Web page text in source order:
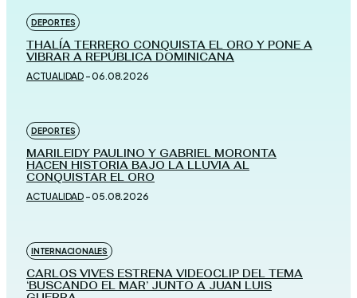
DEPORTES
THALÍA TERRERO CONQUISTA EL ORO Y PONE A
VIBRAR A REPÚBLICA DOMINICANA
ACTUALIDAD -06.08.2026
DEPORTES
MARILEIDY PAULINO Y GABRIEL MORONTA
HACEN HISTORIA BAJO LA LLUVIA AL
CONQUISTAR EL ORO
ACTUALIDAD -05.08.2026
INTERNACIONALES
CARLOS VIVES ESTRENA VIDEOCLIP DEL TEMA
‘BUSCANDO EL MAR’ JUNTO A JUAN LUIS